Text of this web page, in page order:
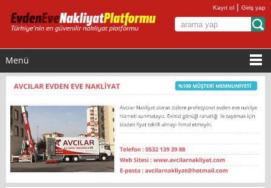
Kayıt ol |Giriş yap
Menü